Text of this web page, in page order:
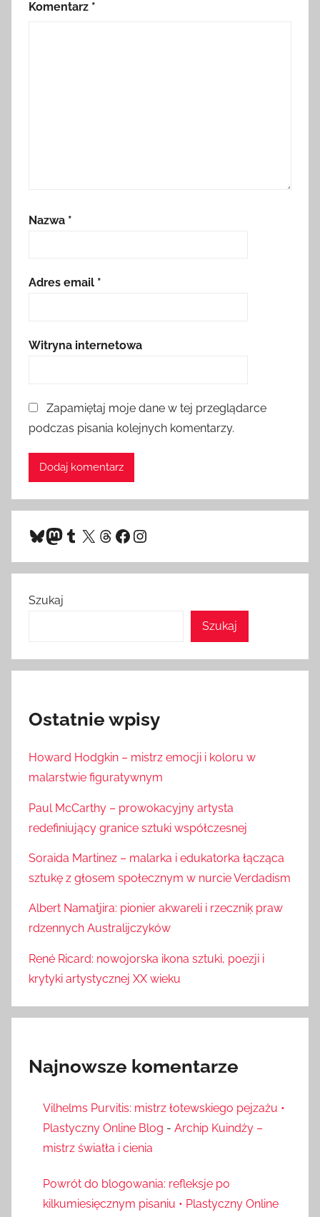
Komentarz *
Nazwa *
Adres email *
Witryna internetowa
Zapamiętaj moje dane w tej przeglądarce
podczas pisania kolejnych komentarzy.
Bluesky
Mastodon
Tumblr
X Threads
Facebook
Instagram
Szukaj
Szukaj
Ostatnie wpisy
Howard Hodgkin – mistrz emocji i koloru w
malarstwie figuratywnym
Paul McCarthy – prowokacyjny artysta
redefiniujący granice sztuki współczesnej
Soraida Martinez – malarka i edukatorka łącząca
sztukę z głosem społecznym w nurcie Verdadism
Albert Namatjira: pionier akwareli i rzeczniķ praw
rdzennych Australijczyków
René Ricard: nowojorska ikona sztuki, poezji i
krytyki artystycznej XX wieku
Najnowsze komentarze
Vilhelms Purvitis: mistrz łotewskiego pejzażu •
Plastyczny Online Blog - Archip Kuindży –
mistrz światła i cienia
Powrót do blogowania: refleksje po
kilkumiesięcznym pisaniu • Plastyczny Online